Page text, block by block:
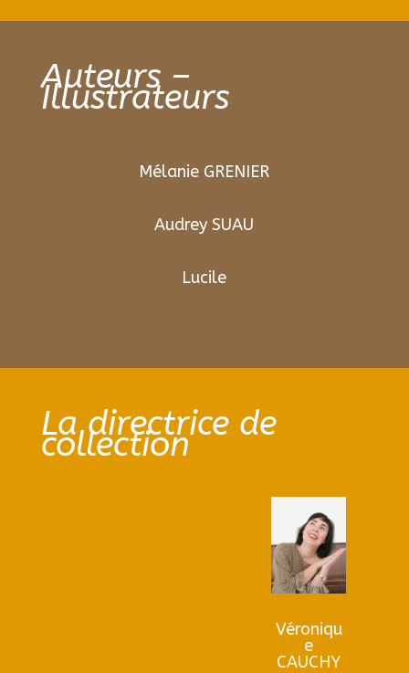
Auteurs –
Illustrateurs
Mélanie GRENIER
Audrey SUAU
Lucile
La directrice de
collection
Véroniqu
e
CAUCHY